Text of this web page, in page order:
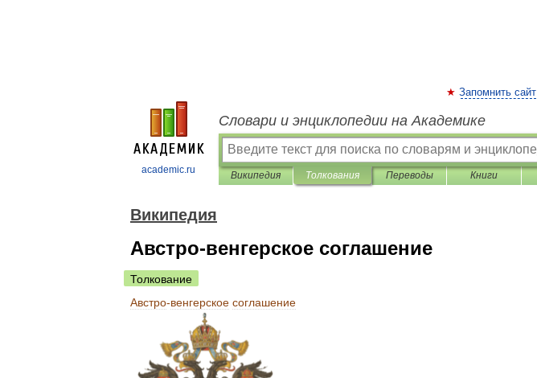
academic.ru
Запомнить сайт
Словари и энциклопедии на Академике
Википедия Толкования Переводы Книги
Википедия
Австро-венгерское соглашение
Толкование
Австро-венгерское соглашение